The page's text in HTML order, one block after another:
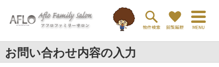
お問い合わせ内容の入力